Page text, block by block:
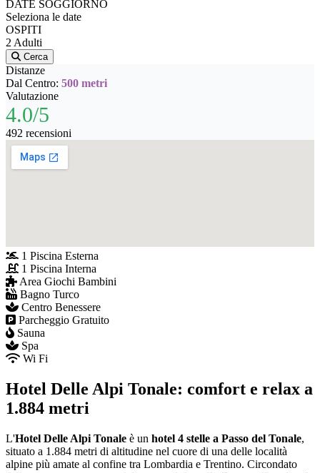
DATE SOGGIORNO
Seleziona le date
OSPITI
2 Adulti
Cerca
Distanze
Dal Centro: 500 metri
Valutazione
4.0/5
492 recensioni
1 Piscina Esterna
1 Piscina Interna
Area Giochi Bambini
Bagno Turco
Centro Benessere
Parcheggio Gratuito
Sauna
Spa
Wi Fi
Hotel Delle Alpi Tonale: comfort e relax a
1.884 metri
L'Hotel Delle Alpi Tonale è un hotel 4 stelle a Passo del Tonale,
situato a 1.884 metri di altitudine nel cuore di una delle località
alpine più amate al confine tra Lombardia e Trentino. Circondato